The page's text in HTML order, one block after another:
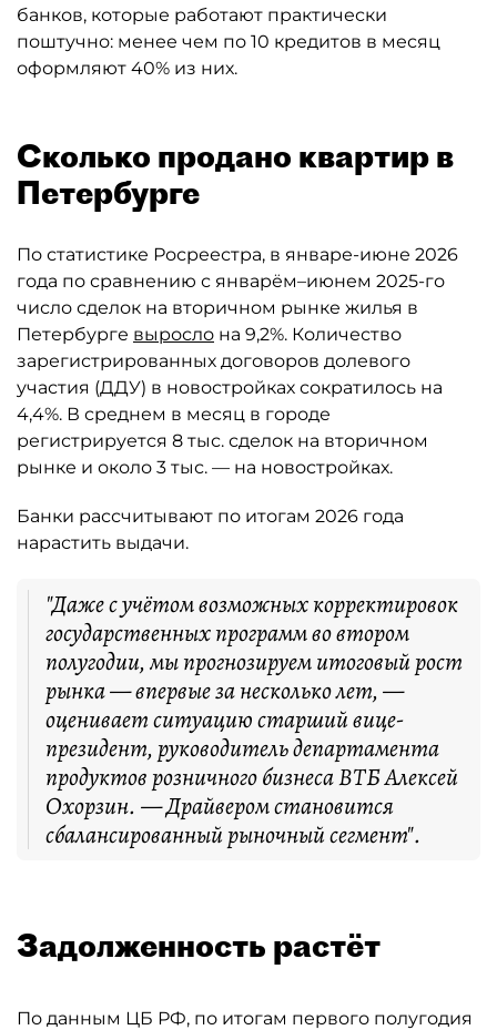
банков, которые работают практически
поштучно: менее чем по 10 кредитов в месяц
оформляют 40% из них.
Сколько продано квартир в
Петербурге
По статистике Росреестра, в январе-июне 2026
года по сравнению с январём–июнем 2025-го
число сделок на вторичном рынке жилья в
Петербурге выросло на 9,2%. Количество
зарегистрированных договоров долевого
участия (ДДУ) в новостройках сократилось на
4,4%. В среднем в месяц в городе
регистрируется 8 тыс. сделок на вторичном
рынке и около 3 тыс. — на новостройках.
Банки рассчитывают по итогам 2026 года
нарастить выдачи.
"Даже с учётом возможных корректировок
государственных программ во втором
полугодии, мы прогнозируем итоговый рост
рынка — впервые за несколько лет, —
оценивает ситуацию старший вице-
президент, руководитель департамента
продуктов розничного бизнеса ВТБ Алексей
Охорзин. — Драйвером становится
сбалансированный рыночный сегмент".
Задолженность растёт
По данным ЦБ РФ, по итогам первого полугодия